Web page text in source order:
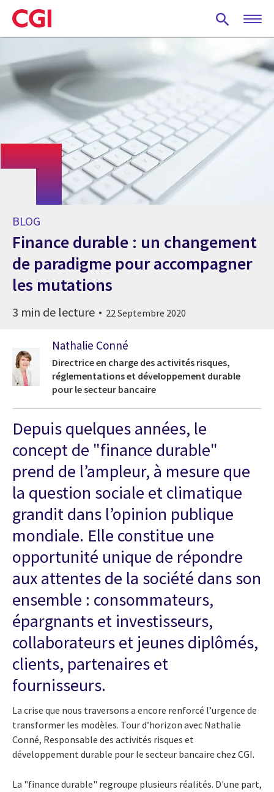
Skip
to
main
BLOG
Finance durable : un changement
de paradigme pour accompagner
les mutations
3 min de lecture 22 Septembre 2020
Nathalie Conné
Directrice en charge des activités risques,
réglementations et développement durable
pour le secteur bancaire
Depuis quelques années, le
concept de "finance durable"
prend de l’ampleur, à mesure que
la question sociale et climatique
grandit dans l’opinion publique
mondiale. Elle constitue une
opportunité unique de répondre
aux attentes de la société dans son
ensemble : consommateurs,
épargnants et investisseurs,
collaborateurs et jeunes diplômés,
clients, partenaires et
fournisseurs.
La crise que nous traversons a encore renforcé l’urgence de
transformer les modèles. Tour d’horizon avec Nathalie
Conné, Responsable des activités risques et
développement durable pour le secteur bancaire chez CGI.
La "finance durable" regroupe plusieurs réalités. D'une part,